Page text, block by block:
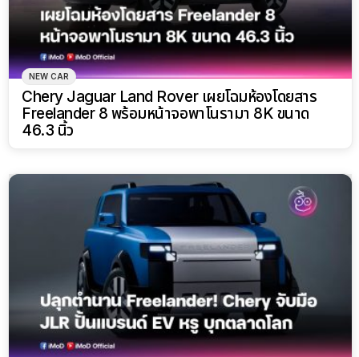
NEW CAR
Chery Jaguar Land Rover เผยโฉมห้องโดยสาร
Freelander 8 พร้อมหน้าจอพาโนรามา 8K ขนาด
46.3 นิ้ว